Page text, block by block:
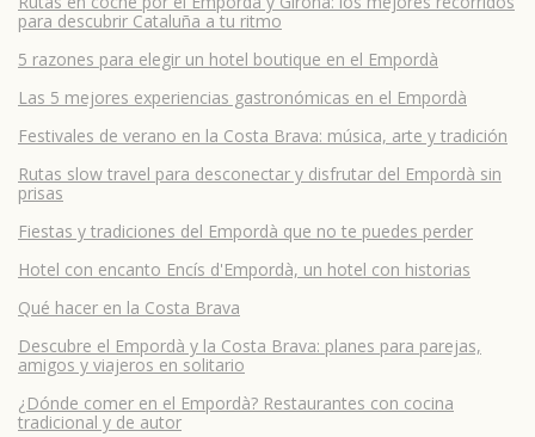
para descubrir Cataluña a tu ritmo
5 razones para elegir un hotel boutique en el Empordà
Las 5 mejores experiencias gastronómicas en el Empordà
Festivales de verano en la Costa Brava: música, arte y tradición
Rutas slow travel para desconectar y disfrutar del Empordà sin
prisas
Fiestas y tradiciones del Empordà que no te puedes perder
Hotel con encanto Encís d'Empordà, un hotel con historias
Qué hacer en la Costa Brava
Descubre el Empordà y la Costa Brava: planes para parejas,
amigos y viajeros en solitario
¿Dónde comer en el Empordà? Restaurantes con cocina
tradicional y de autor